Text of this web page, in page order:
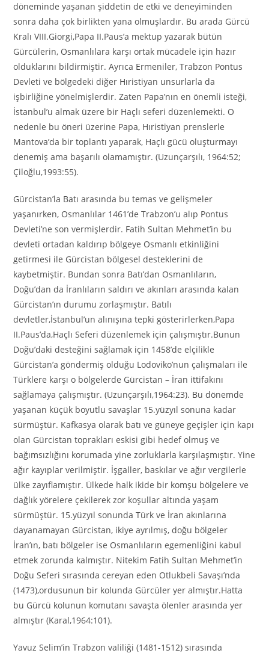
döneminde yaşanan şiddetin de etki ve deneyiminden
sonra daha çok birlikten yana olmuşlardır. Bu arada Gürcü
Kralı VIII.Giorgi,Papa II.Paus’a mektup yazarak bütün
Gürcülerin, Osmanlılara karşı ortak mücadele için hazır
olduklarını bildirmiştir. Ayrıca Ermeniler, Trabzon Pontus
Devleti ve bölgedeki diğer Hıristiyan unsurlarla da
işbirliğine yönelmişlerdir. Zaten Papa’nın en önemli isteği,
İstanbul’u almak üzere bir Haçlı seferi düzenlemekti. O
nedenle bu öneri üzerine Papa, Hıristiyan prenslerle
Mantova’da bir toplantı yaparak, Haçlı gücü oluşturmayı
denemiş ama başarılı olamamıştır. (Uzunçarşılı, 1964:52;
Çiloğlu,1993:55).
Gürcistan’la Batı arasında bu temas ve gelişmeler
yaşanırken, Osmanlılar 1461’de Trabzon’u alıp Pontus
Devleti’ne son vermişlerdir. Fatih Sultan Mehmet’in bu
devleti ortadan kaldırıp bölgeye Osmanlı etkinliğini
getirmesi ile Gürcistan bölgesel desteklerini de
kaybetmiştir. Bundan sonra Batı’dan Osmanlıların,
Doğu’dan da İranlıların saldırı ve akınları arasında kalan
Gürcistan’ın durumu zorlaşmıştır. Batılı
devletler,İstanbul’un alınışına tepki gösterirlerken,Papa
II.Paus’da,Haçlı Seferi düzenlemek için çalışmıştır.Bunun
Doğu’daki desteğini sağlamak için 1458’de elçilikle
Gürcistan’a göndermiş olduğu Lodoviko’nun çalışmaları ile
Türklere karşı o bölgelerde Gürcistan – İran ittifakını
sağlamaya çalışmıştır. (Uzunçarşılı,1964:23). Bu dönemde
yaşanan küçük boyutlu savaşlar 15.yüzyıl sonuna kadar
sürmüştür. Kafkasya olarak batı ve güneye geçişler için kapı
olan Gürcistan toprakları eskisi gibi hedef olmuş ve
bağımsızlığını korumada yine zorluklarla karşılaşmıştır. Yine
ağır kayıplar verilmiştir. İşgaller, baskılar ve ağır vergilerle
ülke zayıflamıştır. Ülkede halk ikide bir komşu bölgelere ve
dağlık yörelere çekilerek zor koşullar altında yaşam
sürmüştür. 15.yüzyıl sonunda Türk ve İran akınlarına
dayanamayan Gürcistan, ikiye ayrılmış, doğu bölgeler
İran’ın, batı bölgeler ise Osmanlıların egemenliğini kabul
etmek zorunda kalmıştır. Nitekim Fatih Sultan Mehmet’in
Doğu Seferi sırasında cereyan eden Otlukbeli Savaşı’nda
(1473),ordusunun bir kolunda Gürcüler yer almıştır.Hatta
bu Gürcü kolunun komutanı savaşta ölenler arasında yer
almıştır (Karal,1964:101).
Yavuz Selim’in Trabzon valiliği (1481-1512) sırasında